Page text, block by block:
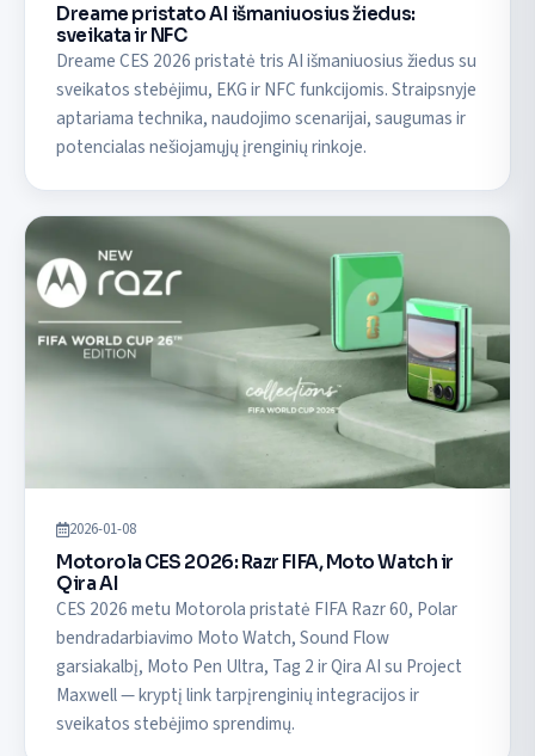
Dreame pristato AI išmaniuosius žiedus:
sveikata ir NFC
Dreame CES 2026 pristatė tris AI išmaniuosius žiedus su
sveikatos stebėjimu, EKG ir NFC funkcijomis. Straipsnyje
aptariama technika, naudojimo scenarijai, saugumas ir
potencialas nešiojamųjų įrenginių rinkoje.
2026-01-08
Motorola CES 2026: Razr FIFA, Moto Watch ir
Qira AI
CES 2026 metu Motorola pristatė FIFA Razr 60, Polar
bendradarbiavimo Moto Watch, Sound Flow
garsiakalbį, Moto Pen Ultra, Tag 2 ir Qira AI su Project
Maxwell — kryptį link tarpįrenginių integracijos ir
sveikatos stebėjimo sprendimų.